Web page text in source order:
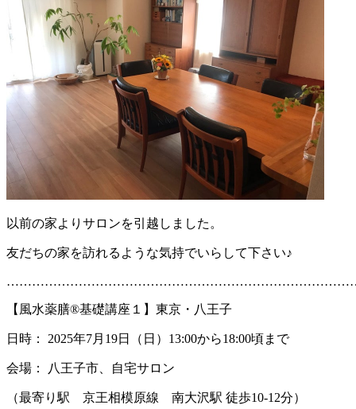
以前の家よりサロンを引越しました。
友だちの家を訪れるような気持でいらして下さい♪
【風水薬膳®基礎講座１】東京・八王子
日時： 2025年7月19日（日）13:00から18:00頃まで
会場： 八王子市、自宅サロン
（最寄り駅 京王相模原線 南大沢駅 徒歩10-12分）